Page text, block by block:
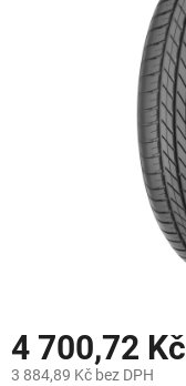
4 700,72 Kč
3 884,89 Kč bez DPH